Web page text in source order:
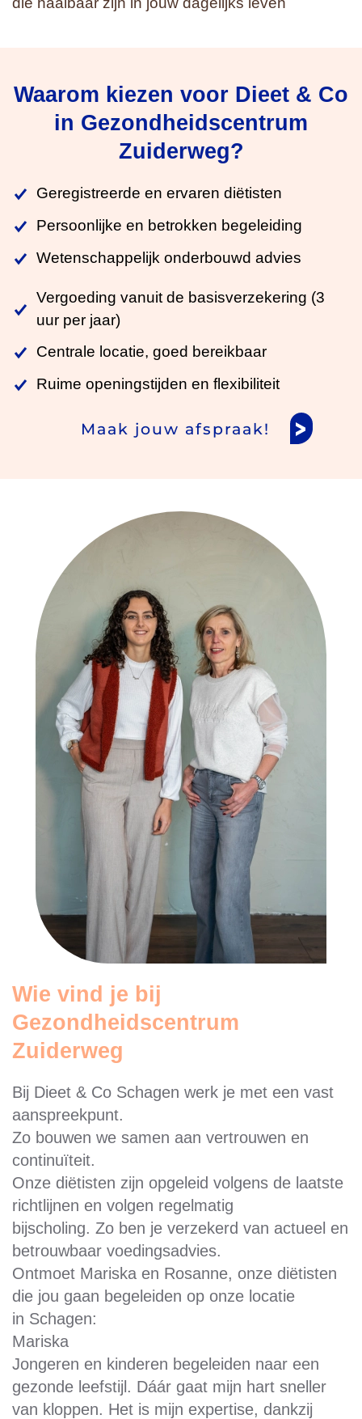
Waarom kiezen voor Dieet & Co
in Gezondheidscentrum
Zuiderweg?
Geregistreerde en ervaren diëtisten
Persoonlijke en betrokken begeleiding
Wetenschappelijk onderbouwd advies
Vergoeding vanuit de basisverzekering (3
uur per jaar)
Centrale locatie, goed bereikbaar
Ruime openingstijden en flexibiliteit
Maak jouw afspraak!
Wie vind je bij
Gezondheidscentrum
Zuiderweg
Bij Dieet & Co Schagen werk je met een vast
aanspreekpunt.
Zo bouwen we samen aan vertrouwen en
continuïteit.
Onze diëtisten zijn opgeleid volgens de laatste
richtlijnen en volgen regelmatig
bijscholing. Zo ben je verzekerd van actueel en
betrouwbaar voedingsadvies.
Ontmoet Mariska en Rosanne, onze diëtisten
die jou gaan begeleiden op onze locatie
in Schagen:
Mariska
Jongeren en kinderen begeleiden naar een
gezonde leefstijl. Dáár gaat mijn hart sneller
van kloppen. Het is mijn expertise, dankzij